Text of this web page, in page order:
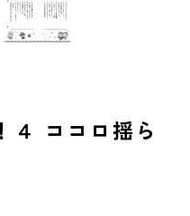
４ ココロ揺ら